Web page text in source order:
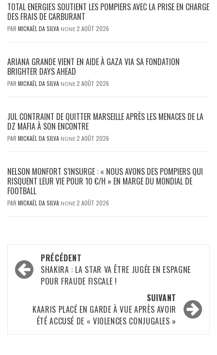
TOTAL ENERGIES SOUTIENT LES POMPIERS AVEC LA PRISE EN CHARGE
DES FRAIS DE CARBURANT
PAR MICKAËL DA SILVA NONE2 AOÛT 2026
ARIANA GRANDE VIENT EN AIDE À GAZA VIA SA FONDATION
BRIGHTER DAYS AHEAD
PAR MICKAËL DA SILVA NONE2 AOÛT 2026
JUL CONTRAINT DE QUITTER MARSEILLE APRÈS LES MENACES DE LA
DZ MAFIA À SON ENCONTRE
PAR MICKAËL DA SILVA NONE2 AOÛT 2026
NELSON MONFORT S’INSURGE : « NOUS AVONS DES POMPIERS QUI
RISQUENT LEUR VIE POUR 10 €/H » EN MARGE DU MONDIAL DE
FOOTBALL
PAR MICKAËL DA SILVA NONE2 AOÛT 2026
Navigation
d’article
PRÉCÉDENT
SHAKIRA : LA STAR VA ÊTRE JUGÉE EN ESPAGNE
POUR FRAUDE FISCALE !
SUIVANT
KAARIS PLACÉ EN GARDE À VUE APRÈS AVOIR
ÉTÉ ACCUSÉ DE « VIOLENCES CONJUGALES »